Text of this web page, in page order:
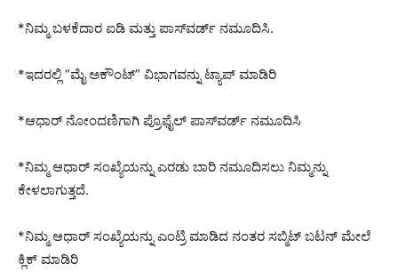
*ನಿಮ್ಮ ಬಳಕೆದಾರ ಐಡಿ ಮತ್ತು ಪಾಸ್‌ವರ್ಡ್ ನಮೂದಿಸಿ.
*ಇದರಲ್ಲಿ “ಮೈ ಅಕೌಂಟ್‌” ವಿಭಾಗವನ್ನು ಟ್ಯಾಪ್‌ ಮಾಡಿರಿ
*ಆಧಾರ್ ನೋಂದಣಿಗಾಗಿ ಪ್ರೊಫೈಲ್ ಪಾಸ್‌ವರ್ಡ್ ನಮೂದಿಸಿ
*ನಿಮ್ಮ ಆಧಾರ್ ಸಂಖ್ಯೆಯನ್ನು ಎರಡು ಬಾರಿ ನಮೂದಿಸಲು ನಿಮ್ಮನ್ನು
ಕೇಳಲಾಗುತ್ತದೆ.
*ನಿಮ್ಮ ಆಧಾರ್ ಸಂಖ್ಯೆಯನ್ನು ಎಂಟ್ರಿ ಮಾಡಿದ ನಂತರ ಸಬ್ಮಿಟ್‌ ಬಟನ್‌ ಮೇಲೆ
ಕ್ಲಿಕ್‌ ಮಾಡಿರಿ